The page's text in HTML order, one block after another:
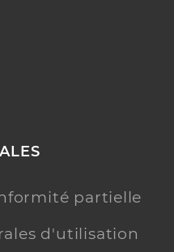
partielle
d'utilisation